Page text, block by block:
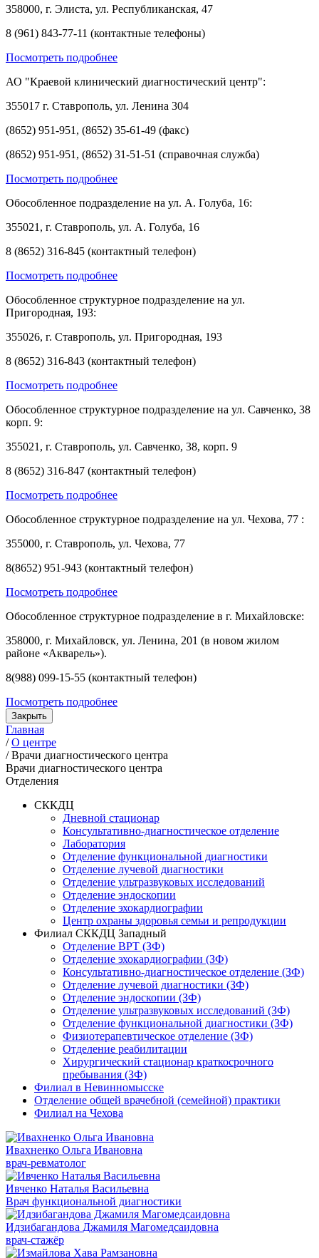
358000, г. Элиста, ул. Республиканская, 47
8 (961) 843-77-11 (контактные телефоны)
Посмотреть подробнее
АО "Краевой клинический диагностический центр":
355017 г. Ставрополь, ул. Ленина 304
(8652) 951-951, (8652) 35-61-49 (факс)
(8652) 951-951, (8652) 31-51-51 (справочная служба)
Посмотреть подробнее
Обособленное подразделение на ул. А. Голуба, 16:
355021, г. Ставрополь, ул. А. Голуба, 16
8 (8652) 316-845 (контактный телефон)
Посмотреть подробнее
Обособленное структурное подразделение на ул.
Пригородная, 193:
355026, г. Ставрополь, ул. Пригородная, 193
8 (8652) 316-843 (контактный телефон)
Посмотреть подробнее
Обособленное структурное подразделение на ул. Савченко, 38
корп. 9:
355021, г. Ставрополь, ул. Савченко, 38, корп. 9
8 (8652) 316-847 (контактный телефон)
Посмотреть подробнее
Обособленное структурное подразделение на ул. Чехова, 77 :
355000, г. Ставрополь, ул. Чехова, 77
8(8652) 951-943 (контактный телефон)
Посмотреть подробнее
Обособленное структурное подразделение в г. Михайловске:
358000, г. Михайловск, ул. Ленина, 201 (в новом жилом
районе «Акварель»).
8(988) 099-15-55 (контактный телефон)
Посмотреть подробнее
Закрыть
Главная
/ О центре
/ Врачи диагностического центра
Врачи диагностического центра
Отделения
СККДЦ
Дневной стационар
Консультативно-диагностическое отделение
Лаборатория
Отделение функциональной диагностики
Отделение лучевой диагностики
Отделение ультразвуковых исследований
Отделение эндоскопии
Отделение эхокардиографии
Центр охраны здоровья семьи и репродукции
Филиал СККДЦ Западный
Отделение ВРТ (ЗФ)
Отделение эхокардиографии (ЗФ)
Консультативно-диагностическое отделение (ЗФ)
Отделение лучевой диагностики (ЗФ)
Отделение эндоскопии (ЗФ)
Отделение ультразвуковых исследований (ЗФ)
Отделение функциональной диагностики (ЗФ)
Физиотерапевтическое отделение (ЗФ)
Отделение реабилитации
Хирургический стационар краткосрочного
пребывания (ЗФ)
Филиал в Невинномысске
Отделение общей врачебной (семейной) практики
Филиал на Чехова
Ивахненко Ольга Ивановна
врач-ревматолог
Ивченко Наталья Васильевна
Врач функциональной диагностики
Идзибагандова Джамиля Магомедсаидовна
врач-стажёр